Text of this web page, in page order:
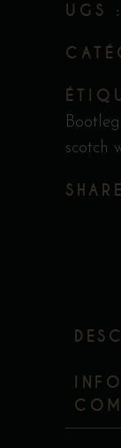
UGS :
scotch